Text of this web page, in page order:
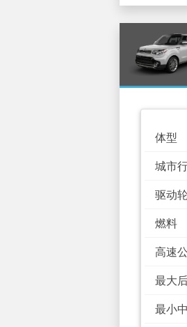
体型
城市
驱动轮
燃料
高速
最大
最小